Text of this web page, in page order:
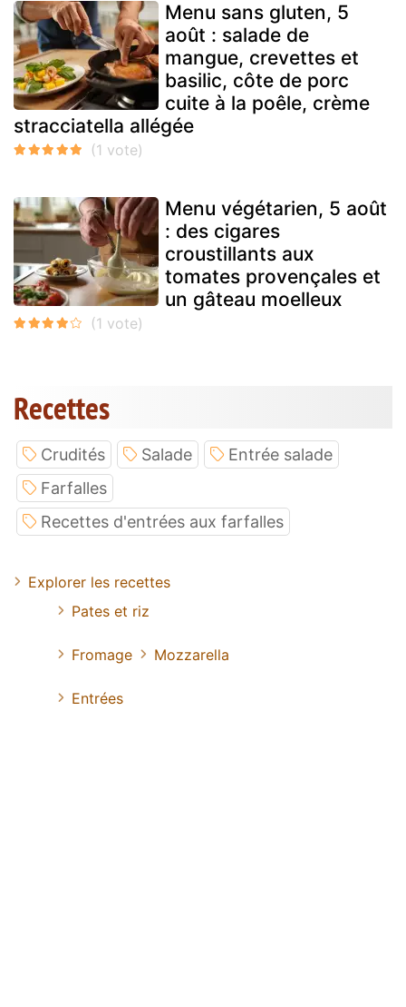
Menu sans gluten, 5
août : salade de
mangue, crevettes et
basilic, côte de porc
cuite à la poêle, crème
stracciatella allégée
Menu végétarien, 5 août
: des cigares
croustillants aux
tomates provençales et
un gâteau moelleux
Recettes
Crudités Salade
Entrée salade
Farfalles
Recettes d'entrées aux farfalles
Explorer les recettes
Pates et riz
Fromage Mozzarella
Entrées